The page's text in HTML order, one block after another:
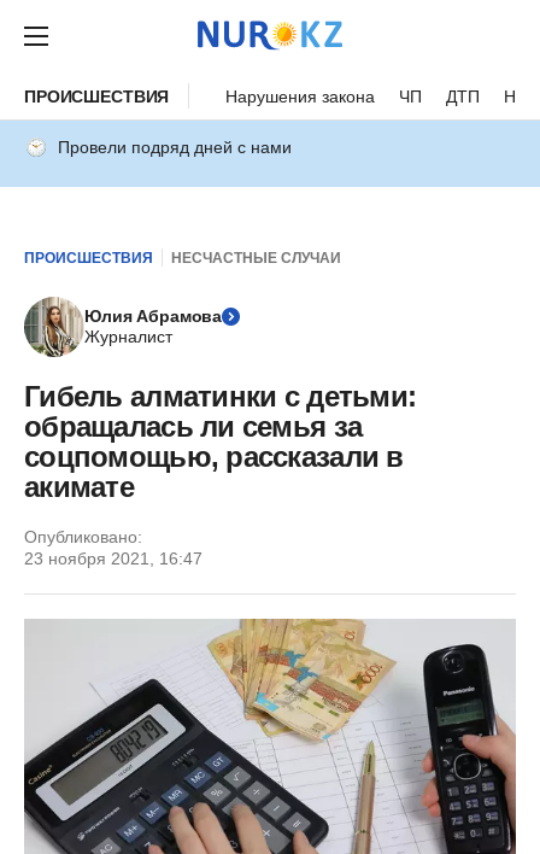
ПРОИСШЕСТВИЯ Нарушения закона ЧП ДТП
Провели подряд дней с нами
ПРОИСШЕСТВИЯ НЕСЧАСТНЫЕ СЛУЧАИ
Юлия Абрамова
Журналист
Гибель алматинки с детьми:
обращалась ли семья за
соцпомощью, рассказали в
акимате
Опубликовано:
23 ноября 2021, 16:47